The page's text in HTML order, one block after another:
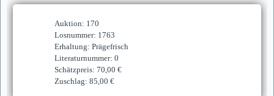
Auktion: 170
Losnummer: 1763
Erhaltung: Prägefrisch
Literaturnummer: 0
Schätzpreis: 70,00 €
Zuschlag: 85,00 €